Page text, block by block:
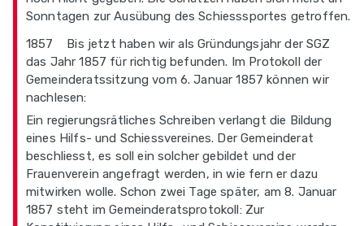
Sonntagen zur Ausübung des Schiesssportes getroffen.
1857 Bis jetzt haben wir als Gründungsjahr der SGZ
das Jahr 1857 für richtig befunden. Im Protokoll der
Gemeinderatssitzung vom 6. Januar 1857 können wir
nachlesen:
Ein regierungsrätliches Schreiben verlangt die Bildung
eines Hilfs- und Schiessvereines. Der Gemeinderat
beschliesst, es soll ein solcher gebildet und der
Frauenverein angefragt werden, in wie fern er dazu
mitwirken wolle. Schon zwei Tage später, am 8. Januar
1857 steht im Gemeinderatsprotokoll: Zur